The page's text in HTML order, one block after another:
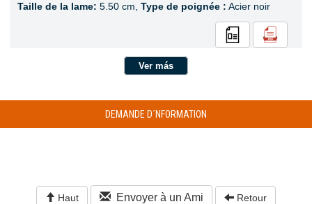
Taille de la lame: 5.50 cm, Type de poignée : Acier noir
Ver más
DEMANDE D´NFORMATION
Haut Envoyer à un Ami Retour